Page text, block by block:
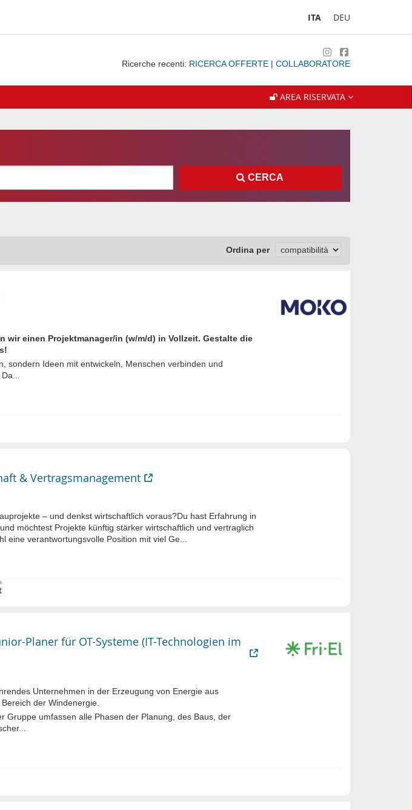
ITA DEU
Ricerche recenti: RICERCA OFFERTE | COLLABORATORE
AREA RISERVATA
CERCA
Ordina per
wir einen Projektmanager/in (w/m/d) in Vollzeit. Gestalte die
sondern Ideen mit entwickeln, Menschen verbinden und
& Vertragsmanagement
– und denkst wirtschaftlich voraus?Du hast Erfahrung in
möchtest Projekte künftig stärker wirtschaftlich und vertraglich
eine verantwortungsvolle Position mit viel Ge...
Planer für OT-Systeme (IT-Technologien im
Unternehmen in der Erzeugung von Energie aus
der Windenergie.
Gruppe umfassen alle Phasen der Planung, des Baus, der